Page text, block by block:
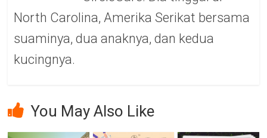
North Carolina, Amerika Serikat bersama
suaminya, dua anaknya, dan kedua
kucingnya.
You May Also Like